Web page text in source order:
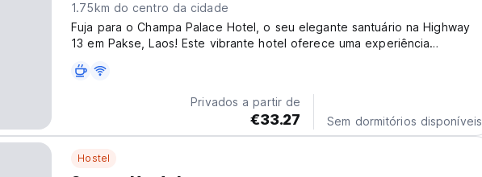
1.75km do centro da cidade
Fuja para o Champa Palace Hotel, o seu elegante santuário na Highway
13 em Pakse, Laos! Este vibrante hotel oferece uma experiência
na nossa atmosfera acolhedora após um dia a explorar...
Privados a partir de
€33.27 Sem dormitórios disponíveis
Hostel